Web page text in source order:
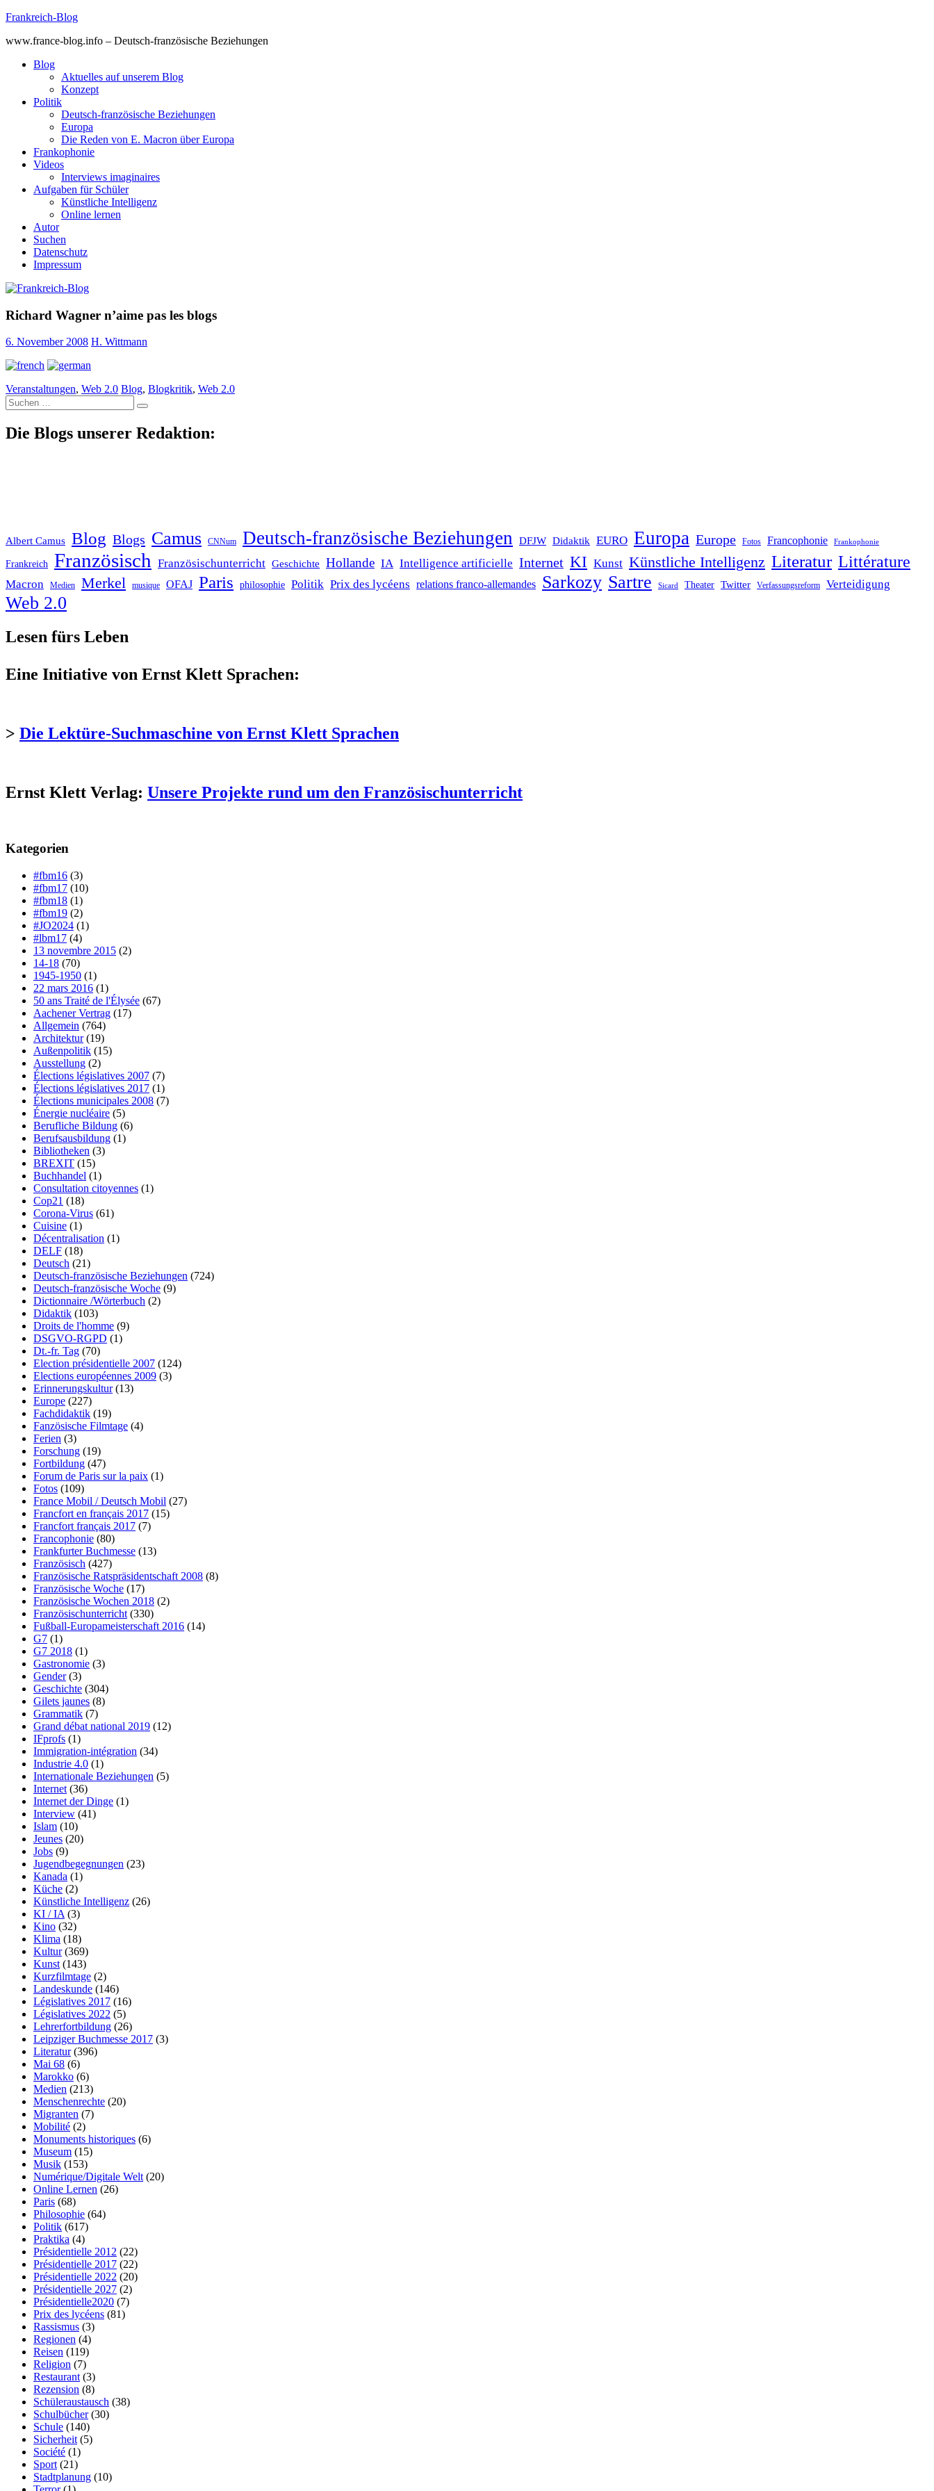
Skip
content
Frankreich-Blog
www.france-blog.info – Deutsch-französische Beziehungen
Blog
Aktuelles auf unserem Blog
Konzept
Politik
Deutsch-französische Beziehungen
Europa
Die Reden von E. Macron über Europa
Frankophonie
Videos
Interviews imaginaires
Aufgaben für Schüler
Künstliche Intelligenz
Online lernen
Autor
Suchen
Datenschutz
Impressum
Richard Wagner n’aime pas les blogs
6. November 2008 H. Wittmann
Veranstaltungen, Web 2.0 Blog, Blogkritik, Web 2.0
Suche
nach:
Die Blogs unserer Redaktion:
Albert Camus Blog Blogs Camus CNNum Deutsch-französische Beziehungen DFJW Didaktik EURO Europa Europe Fotos Francophonie Frankophonie
Frankreich Französisch Französischunterricht Geschichte Hollande IA Intelligence artificielle Internet KI Kunst Künstliche Intelligenz Literatur Littérature
Macron Medien Merkel musique OFAJ Paris philosophie Politik Prix des lycéens relations franco-allemandes Sarkozy Sartre Sicard Theater Twitter Verfassungsreform Verteidigung
Web 2.0
Lesen fürs Leben
Eine Initiative von Ernst Klett Sprachen:
> Die Lektüre-Suchmaschine von Ernst Klett Sprachen
Ernst Klett Verlag: Unsere Projekte rund um den Französischunterricht
Kategorien
#fbm16 (3)
#fbm17 (10)
#fbm18 (1)
#fbm19 (2)
#JO2024 (1)
#lbm17 (4)
13 novembre 2015 (2)
14-18 (70)
1945-1950 (1)
22 mars 2016 (1)
50 ans Traité de l'Élysée (67)
Aachener Vertrag (17)
Allgemein (764)
Architektur(19)
Außenpolitik (15)
Ausstellung (2)
Élections législatives 2007 (7)
Élections législatives 2017 (1)
Élections municipales 2008 (7)
Énergie nucléaire (5)
Berufliche Bildung (6)
Berufsausbildung (1)
Bibliotheken (3)
BREXIT (15)
Buchhandel (1)
Consultation citoyennes (1)
Cop21 (18)
Corona-Virus (61)
Cuisine (1)
Décentralisation (1)
DELF (18)
Deutsch (21)
Deutsch-französische Beziehungen (724)
Deutsch-französische Woche (9)
Dictionnaire /Wörterbuch (2)
Didaktik (103)
Droits de l'homme (9)
DSGVO-RGPD (1)
Dt.-fr. Tag (70)
Election présidentielle 2007 (124)
Elections européennes 2009 (3)
Erinnerungskultur(13)
Europe (227)
Fachdidaktik (19)
Fanzösische Filmtage (4)
Ferien (3)
Forschung (19)
Fortbildung (47)
Forum de Paris sur la paix (1)
Fotos (109)
France Mobil / Deutsch Mobil (27)
Francfort en français 2017 (15)
Francfort français 2017 (7)
Francophonie (80)
Frankfurter Buchmesse (13)
Französisch (427)
Französische Ratspräsidentschaft 2008 (8)
Französische Woche (17)
Französische Wochen 2018 (2)
Französischunterricht (330)
Fußball-Europameisterschaft 2016 (14)
G7 (1)
G7 2018 (1)
Gastronomie (3)
Gender(3)
Geschichte (304)
Gilets jaunes (8)
Grammatik (7)
Grand débat national 2019 (12)
IFprofs (1)
Immigration-intégration (34)
Industrie 4.0 (1)
Internationale Beziehungen (5)
Internet (36)
Internet der Dinge (1)
Interview (41)
Islam (10)
Jeunes (20)
Jobs (9)
Jugendbegegnungen (23)
Kanada (1)
Küche (2)
Künstliche Intelligenz (26)
KI / IA (3)
Kino (32)
Klima (18)
Kultur(369)
Kunst (143)
Kurzfilmtage (2)
Landeskunde (146)
Législatives 2017 (16)
Législatives 2022 (5)
Lehrerfortbildung (26)
Leipziger Buchmesse 2017 (3)
Literatur(396)
Mai 68 (6)
Marokko (6)
Medien (213)
Menschenrechte (20)
Migranten (7)
Mobilité (2)
Monuments historiques (6)
Museum (15)
Musik (153)
Numérique/Digitale Welt (20)
Online Lernen (26)
Paris (68)
Philosophie (64)
Politik (617)
Praktika (4)
Présidentielle 2012 (22)
Présidentielle 2017 (22)
Présidentielle 2022 (20)
Présidentielle 2027 (2)
Présidentielle2020 (7)
Prix des lycéens (81)
Rassismus (3)
Regionen (4)
Reisen (119)
Religion (7)
Restaurant (3)
Rezension (8)
Schüleraustausch (38)
Schulbücher(30)
Schule (140)
Sicherheit (5)
Société (1)
Sport (21)
Stadtplanung (10)